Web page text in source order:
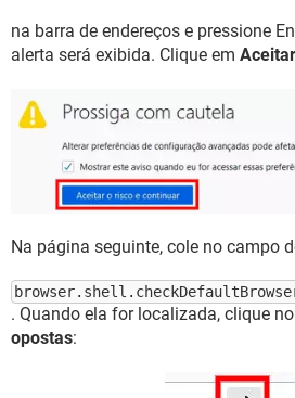
na barra de endereços e pressione
alerta será exibida. Clique em
Na página seguinte, cole no campo
. Quando ela for localizada, clique no
opostas: